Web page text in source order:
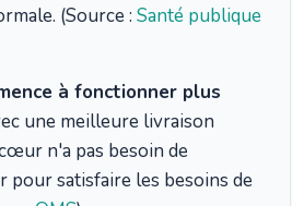
(Source : Santé publique
à fonctionner plus
une meilleure livraison
n'a pas besoin de
pour satisfaire les besoins de